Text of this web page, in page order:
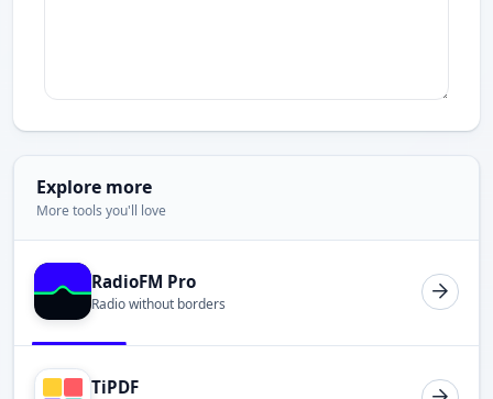
Explore more
More tools you'll love
RadioFM Pro
Radio without borders
TiPDF